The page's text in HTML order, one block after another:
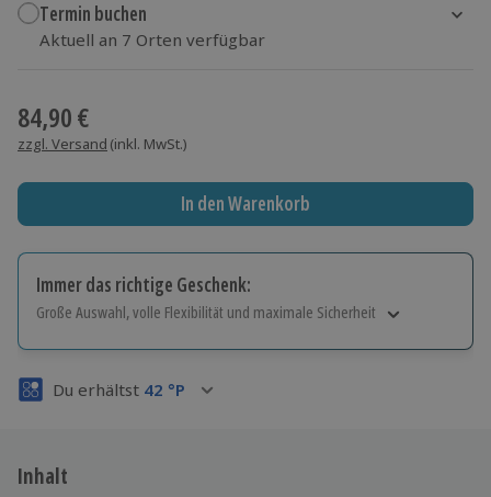
Termin buchen
Aktuell an 7 Orten verfügbar
84,90 €
zzgl. Versand (inkl. MwSt.)
In den Warenkorb
Immer das richtige Geschenk:
Große Auswahl, volle Flexibilität und maximale Sicherheit
Volle Flexibilität
3 Jahre gültig & verlängerbar.
Du erhältst 42 °P
Inhalt